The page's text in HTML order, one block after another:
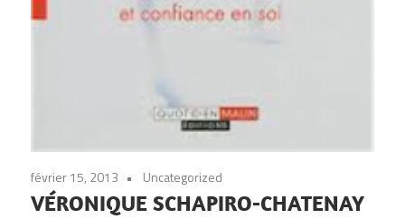
février 15, 2013 Uncategorized
VÉRONIQUE SCHAPIRO-CHATENAY